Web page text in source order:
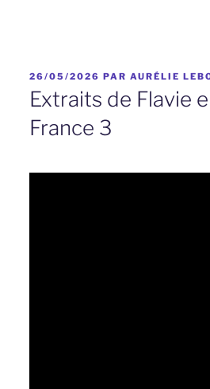
PUBLIÉ
LE
26/05/2026 PAR AURÉLIE
Extraits de Flavie
France 3